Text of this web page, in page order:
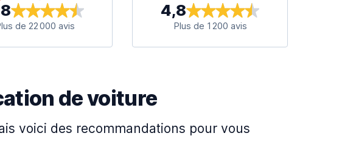
de 22 000 avis
4,8
Plus de 1 200 avis
de voiture
voici des recommandations pour vous